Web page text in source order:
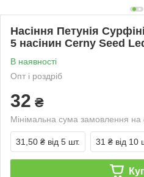
Насіння Петунія
5 насінин Cerny Seed
В наявності
Опт і роздріб
32 ₴
Мінімальна сума замовлення
31,50 ₴ від 5 шт. 31 ₴ від 10